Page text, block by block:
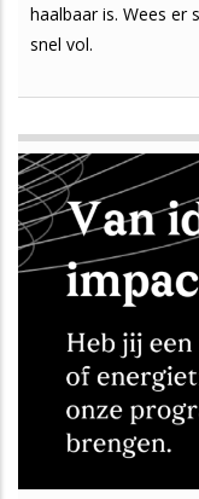
haalbaar is. Wees er
snel vol.